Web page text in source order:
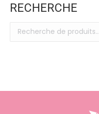
RECHERCHE